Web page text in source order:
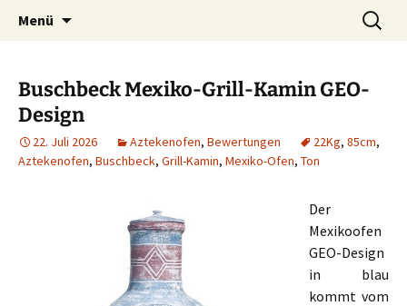
Menü
Suchen
nach:
Buschbeck Mexiko-Grill-Kamin GEO-
Design
22. Juli 2026 Aztekenofen, Bewertungen 22Kg, 85cm,
Aztekenofen, Buschbeck, Grill-Kamin, Mexiko-Ofen, Ton
Der
Mexikoofen
GEO-Design
in blau
kommt vom